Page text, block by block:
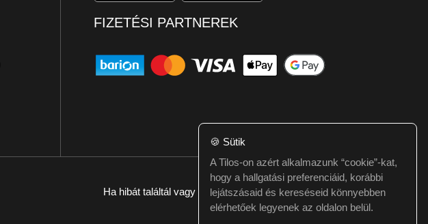
FIZETÉSI PARTNEREK
Ha hibát találtál vagy kérdésed van itt jelezd:webmester@tilos.hu
🍪 Sütik
A Tilos-on azért alkalmazunk “cookie”-kat,
hogy a hallgatási preferenciáid, korábbi
lejátszásaid és kereséseid könnyebben
elérhetőek legyenek az oldalon belül.